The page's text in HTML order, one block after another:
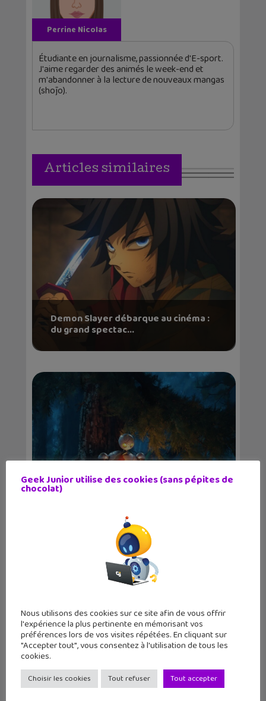
Perrine Nicolas
Étudiante en journalisme, passionnée d'E-sport.
J'aime regarder des animés le week-end et
m'abandonner à la lecture de nouveaux mangas
(shōjo).
Articles similaires
Demon Slayer débarque au cinéma :
du grand spectac...
Le Robot Sauvage, une merveille de
Pompo The Cinephile explore les
coulisses du ciném...
Geek Junior utilise des cookies (sans pépites de
chocolat)
Nous utilisons des cookies sur ce site afin de vous offrir
l'expérience la plus pertinente en mémorisant vos
préférences lors de vos visites répétées. En cliquant sur
"Accepter tout", vous consentez à l'utilisation de tous les
cookies.
Choisir les cookies Tout refuser Tout accepter